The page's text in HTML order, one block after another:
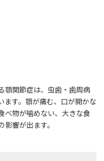
顎関節症は、虫歯・歯周病
ます。顎が痛む、口が開かな
べ物が噛めない、大きな食
響が出ます。